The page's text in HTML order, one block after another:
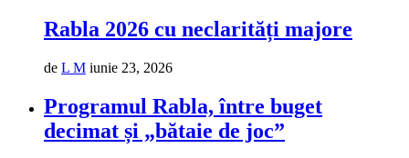
Rabla 2026 cu neclarități majore
de L M iunie 23, 2026
Programul Rabla, între buget
decimat și „bătaie de joc”